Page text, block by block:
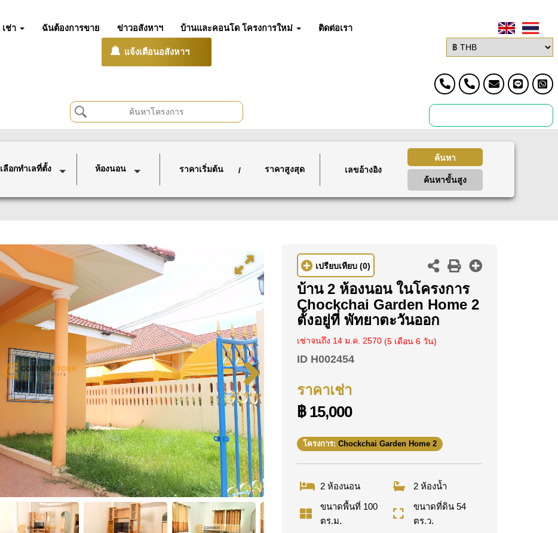
เช่า ฉันต้องการขาย ข่าวอสังหาฯ บ้านและคอนโด โครงการใหม่ ติดต่อเรา
แจ้งเตือนอสังหาฯ
เลือกทำเลที่ตั้ง ห้องนอน ราคาเริ่มต้น / ราคาสูงสุด
ค้นหา
ค้นหาขั้นสูง
เปรียบเทียบ (0)
บ้าน 2 ห้องนอน ในโครงการ
Chockchai Garden Home 2
ตั้งอยู่ที่ พัทยาตะวันออก
เช่าจนถึง 14 ม.ค. 2570 (5 เดือน 6 วัน)
ID H002454
ราคาเช่า
฿ 15,000
โครงการ: Chockchai Garden Home 2
2 ห้องนอน
2 ห้องน้ำ
ขนาดพื้นที่ 100
ตร.ม.
ขนาดที่ดิน 54
ตร.ว.